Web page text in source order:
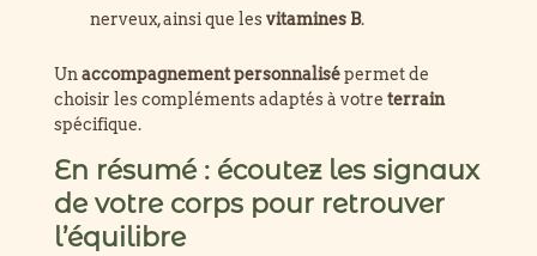
nerveux, ainsi que lesvitamines B.
Un accompagnement personnalisépermet de
choisir les compléments adaptés à votre terrain
spécifique.
En résumé : écoutez les signaux
de votre corps pour retrouver
l’équilibre